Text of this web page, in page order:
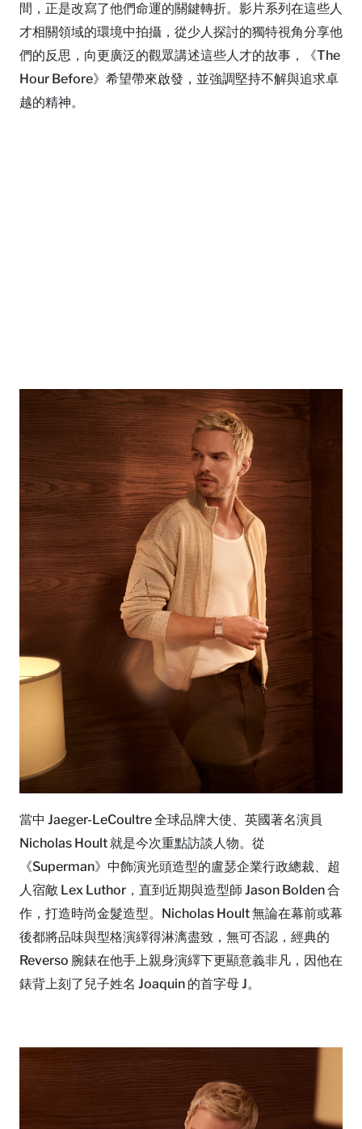
間，正是改寫了他們命運的關鍵轉折。影片系列在這些人
才相關領域的環境中拍攝，從少人探討的獨特視角分享他
們的反思，向更廣泛的觀眾講述這些人才的故事，《The
Hour Before》希望帶來啟發，並強調堅持不解與追求卓
越的精神。
當中 Jaeger-LeCoultre 全球品牌大使、英國著名演員
Nicholas Hoult 就是今次重點訪談人物。從
《Superman》中飾演光頭造型的盧瑟企業行政總裁、超
人宿敵 Lex Luthor，直到近期與造型師 Jason Bolden 合
作，打造時尚金髮造型。Nicholas Hoult 無論在幕前或幕
後都將品味與型格演繹得淋漓盡致，無可否認，經典的
Reverso 腕錶在他手上親身演繹下更顯意義非凡，因他在
錶背上刻了兒子姓名 Joaquin 的首字母 J。